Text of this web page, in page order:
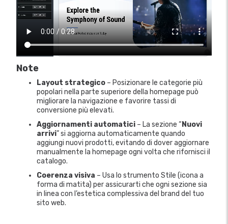
Note
Layout strategico – Posizionare le categorie più
popolari nella parte superiore della homepage può
migliorare la navigazione e favorire tassi di
conversione più elevati.
Aggiornamenti automatici – La sezione “ Nuovi
arrivi” si aggiorna automaticamente quando
aggiungi nuovi prodotti, evitando di dover aggiornare
manualmente la homepage ogni volta che rifornisci il
catalogo.
Coerenza visiva – Usa lo strumento Stile (icona a
forma di matita) per assicurarti che ogni sezione sia
in linea con l’estetica complessiva del brand del tuo
sito web.